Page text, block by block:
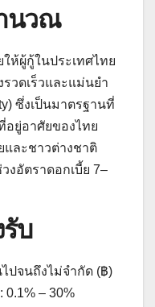
นวณ
ห้ผู้กู้ในประเทศไทย
วดเร็วและแม่นยำ
ซึ่งเป็นมาตรฐานที่
ยู่อาศัยของไทย
และชาวต่างชาติ
งอัตราดอกเบี้ย 7–
บ
ปจนถึงไม่จำกัด (฿)
0.1% – 30%